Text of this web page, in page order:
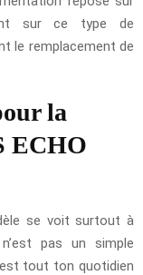
sur ce type de
le remplacement de
la
ECHO
se voit surtout à
pas un simple
tout ton quotidien